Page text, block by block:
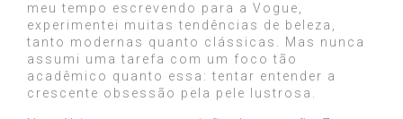
meu tempo escrevendo para a Vogue,
experimentei muitas tendências de beleza,
tanto modernas quanto clássicas. Mas nunca
assumi uma tarefa com um foco tão
acadêmico quanto essa: tentar entender a
crescente obsessão pela pele lustrosa.